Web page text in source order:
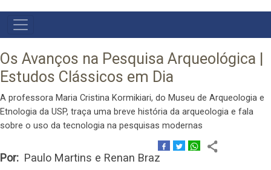
NAVEGADOR
PRINCIPAL
Os Avanços na Pesquisa Arqueológica |
Estudos Clássicos em Dia
A professora Maria Cristina Kormikiari, do Museu de Arqueologia e
Etnologia da USP, traça uma breve história da arqueologia e fala
sobre o uso da tecnologia na pesquisas modernas
Por
Paulo Martins e Renan Braz